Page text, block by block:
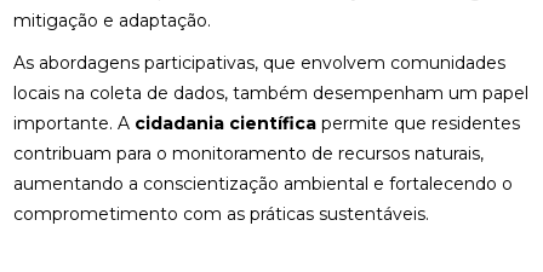
mitigação e adaptação.
As abordagens participativas, que envolvem comunidades
locais na coleta de dados, também desempenham um papel
importante. A cidadania científicapermite que residentes
contribuam para o monitoramento de recursos naturais,
aumentando a conscientização ambiental e fortalecendo o
comprometimento com as práticas sustentáveis.